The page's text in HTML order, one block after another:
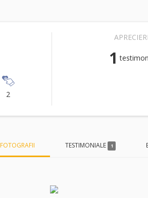
2
1
FOTOGRAFII TESTIMONIALE 1